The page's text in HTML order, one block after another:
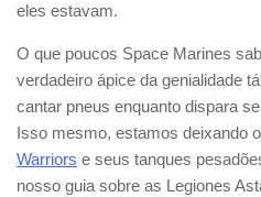
eles estavam.
O que poucos Space Marines
verdadeiro ápice da genialidade
cantar pneus enquanto dispara
Isso mesmo, estamos deixando
Warriors e seus tanques
nosso guia sobre as Legiones